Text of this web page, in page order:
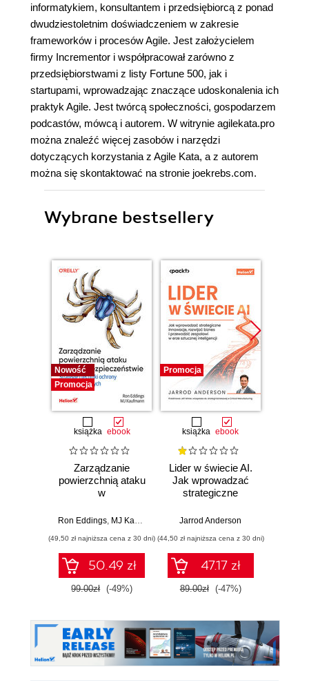
informatykiem, konsultantem i przedsiębiorcą z ponad
dwudziestoletnim doświadczeniem w zakresie
frameworków i procesów Agile. Jest założycielem
firmy Incrementor i współpracował zarówno z
przedsiębiorstwami z listy Fortune 500, jak i
startupami, wprowadzając znaczące udoskonalenia ich
praktyk Agile. Jest twórcą społeczności, gospodarzem
podcastów, mówcą i autorem. W witrynie agilekata.pro
można znaleźć więcej zasobów i narzędzi
dotyczących korzystania z Agile Kata, a z autorem
można się skontaktować na stronie joekrebs.com.
Wybrane bestsellery
Nowość
Promocja
książka ebook
Zarządzanie
powierzchnią ataku
w
Strategie i techniki
cyfrowych
Ron Eddings, MJ Kaufmann
(49,50 zł najniższa cena z 30 dni)
50.49 zł
99.00zł (-49%)
Promocja
książka ebook
Lider w świecie AI.
Jak wprowadzać
strategiczne
biznes i
zespołowi w erze
sztucznej
inteligencji
Jarrod Anderson
(44,50 zł najniższa cena z 30 dni)
47.17 zł
89.00zł (-47%)